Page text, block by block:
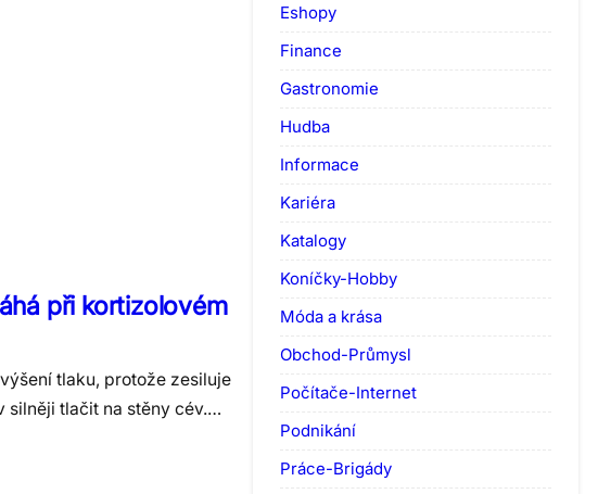
při kortizolovém
tlaku, protože zesiluje
silněji tlačit na stěny cév.…
Eshopy
Finance
Gastronomie
Hudba
Informace
Kariéra
Katalogy
Koníčky-Hobby
Móda a krása
Obchod-Průmysl
Počítače-Internet
Podnikání
Práce-Brigády